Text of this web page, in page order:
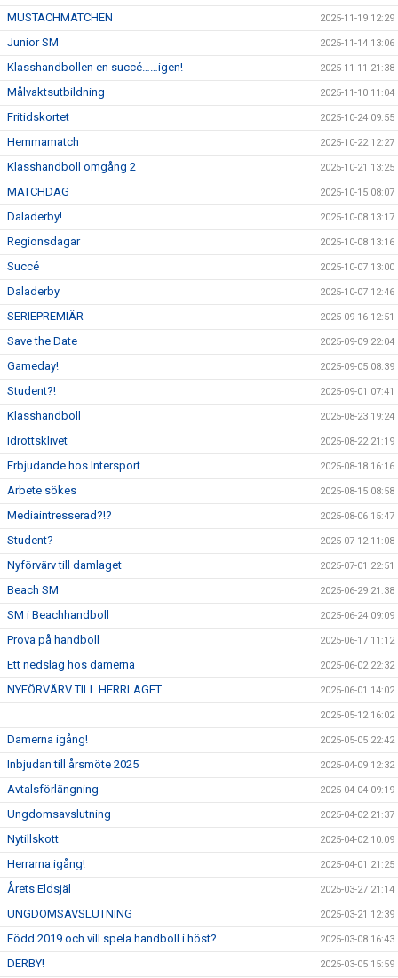
MUSTACHMATCHEN 2025-11-19 12:29
Junior SM 2025-11-14 13:06
Klasshandbollen en succé……igen! 2025-11-11 21:38
Målvaktsutbildning 2025-11-10 11:04
Fritidskortet 2025-10-24 09:55
Hemmamatch 2025-10-22 12:27
Klasshandboll omgång 2 2025-10-21 13:25
MATCHDAG 2025-10-15 08:07
Daladerby! 2025-10-08 13:17
Regionsdagar 2025-10-08 13:16
Succé 2025-10-07 13:00
Daladerby 2025-10-07 12:46
SERIEPREMIÄR 2025-09-16 12:51
Save the Date 2025-09-09 22:04
Gameday! 2025-09-05 08:39
Student?! 2025-09-01 07:41
Klasshandboll 2025-08-23 19:24
Idrottsklivet 2025-08-22 21:19
Erbjudande hos Intersport 2025-08-18 16:16
Arbete sökes 2025-08-15 08:58
Mediaintresserad?!? 2025-08-06 15:47
Student? 2025-07-12 11:08
Nyförvärv till damlaget 2025-07-01 22:51
Beach SM 2025-06-29 21:38
SM i Beachhandboll 2025-06-24 09:09
Prova på handboll 2025-06-17 11:12
Ett nedslag hos damerna 2025-06-02 22:32
NYFÖRVÄRV TILL HERRLAGET 2025-06-01 14:02
2025-05-12 16:02
Damerna igång! 2025-05-05 22:42
Inbjudan till årsmöte 2025 2025-04-09 12:32
Avtalsförlängning 2025-04-04 09:19
Ungdomsavslutning 2025-04-02 21:37
Nytillskott 2025-04-02 10:09
Herrarna igång! 2025-04-01 21:25
Årets Eldsjäl 2025-03-27 21:14
UNGDOMSAVSLUTNING 2025-03-21 12:39
Född 2019 och vill spela handboll i höst? 2025-03-08 16:43
DERBY! 2025-03-05 15:59